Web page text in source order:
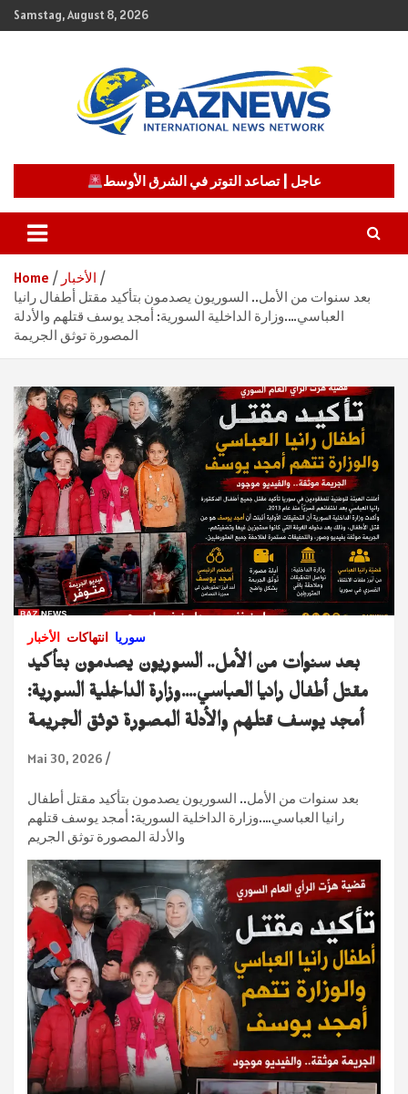
Skip
to
Samstag, August 8, 2026
BAZNEWS
عاجل | تصاعد التوتر في الشرق الأوسط
Home
الأخبار
بعد سنوات من الأمل.. السوريون يصدمون بتأكيد مقتل أطفال رانيا
العباسي….وزارة الداخلية السورية: أمجد يوسف قتلهم والأدلة
المصورة توثق الجريمة
الأخبار انتهاكات سوريا
بعد سنوات من الأمل.. السوريون يصدمون بتأكيد
مقتل أطفال رانيا العباسي….وزارة الداخلية السورية:
أمجد يوسف قتلهم والأدلة المصورة توثق الجريمة
Mai 30, 2026
بعد سنوات من الأمل.. السوريون يصدمون بتأكيد مقتل أطفال
رانيا العباسي….وزارة الداخلية السورية: أمجد يوسف قتلهم
والأدلة المصورة توثق الجريم